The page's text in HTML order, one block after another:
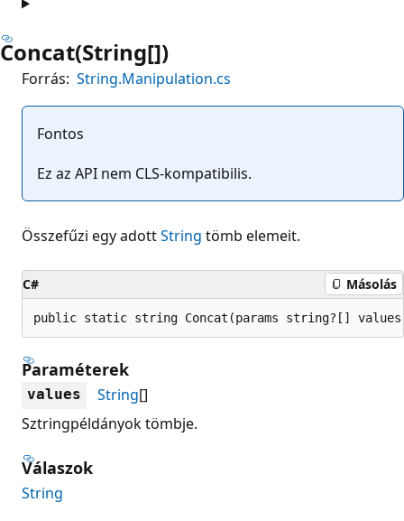
Concat(String[])
Forrás: String.Manipulation.cs
Fontos
Ez az API nem CLS-kompatibilis.
Összefűzi egy adottString tömb elemeit.
C# Másolás
public static string Concat(params string?[]
Paraméterek
values String[]
Sztringpéldányok tömbje.
Válaszok
String